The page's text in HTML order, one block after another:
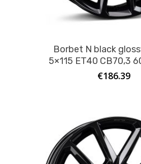
Borbet N black
5×115 ET40 CB70,3
€186.39